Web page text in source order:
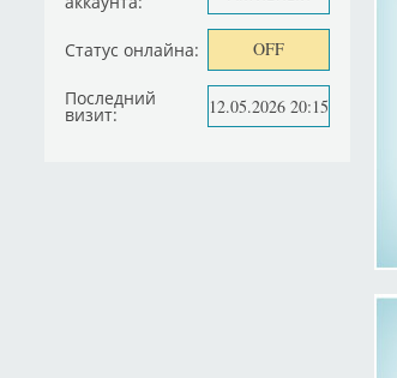
Статус онлайна: OFF
Последний
визит: 12.05.2026 20:15